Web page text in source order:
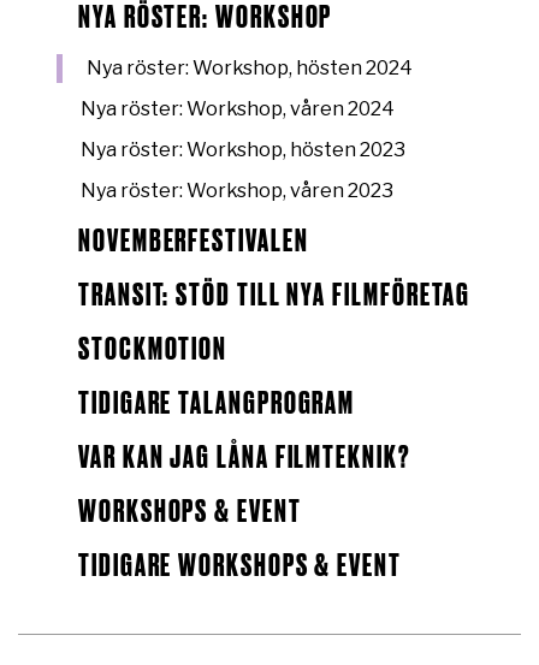
NYA RÖSTER: WORKSHOP
Nya röster: Workshop, hösten 2024
Nya röster: Workshop, våren 2024
Nya röster: Workshop, hösten 2023
Nya röster: Workshop, våren 2023
NOVEMBERFESTIVALEN
TRANSIT: STÖD TILL NYA FILMFÖRETAG
STOCKMOTION
TIDIGARE TALANGPROGRAM
VAR KAN JAG LÅNA FILMTEKNIK?
WORKSHOPS & EVENT
TIDIGARE WORKSHOPS & EVENT